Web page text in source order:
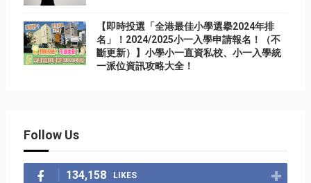
【即時投選「全港最佳小學選擧2024年排
名」！2024/2025小一入學申請報名！（不
斷更新）】小學小一直資私校、小一入學統
一派位資訊攻略大全！
Follow Us
134,158 LIKES